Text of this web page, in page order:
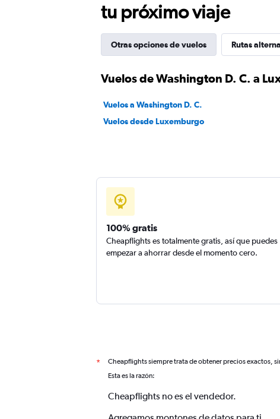
tu próximo viaje
Otras opciones de vuelos Rutas
Vuelos de Washington D. C. a
Vuelos a Washington D. C.
Vuelos desde Luxemburgo
100% gratis
Cheapflights es totalmente gratis, así que puedes
empezar a ahorrar desde el momento cero.
* Cheapflights siempre trata de obtener precios exactos,
Esta es la razón:
Cheapflights no es el vendedor.